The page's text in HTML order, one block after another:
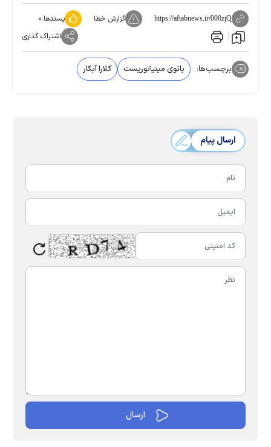
https://aftabnews.ir/000zjQ گزارش خطا پسندها:۰
اشتراک گذاری
برچسب‌ها: بانوی مینیاتوریست کلارا آبکار
ارسال پیام